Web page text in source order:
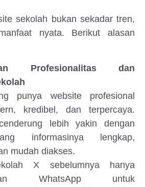
sekolah bukan sekadar tren,
nyata. Berikut alasan
Profesionalitas dan
punya website profesional
kredibel, dan terpercaya.
lebih yakin dengan
informasinya lengkap,
mudah diakses.
X sebelumnya hanya
WhatsApp untuk